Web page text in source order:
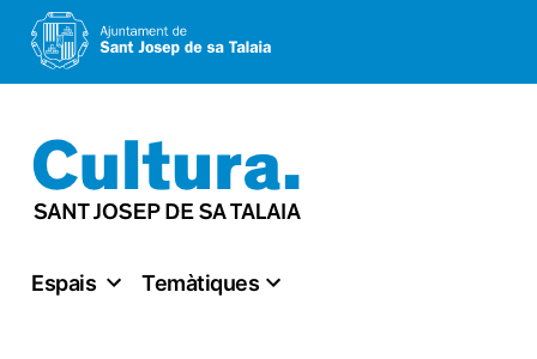
al
contingut
Espais Temàtiques